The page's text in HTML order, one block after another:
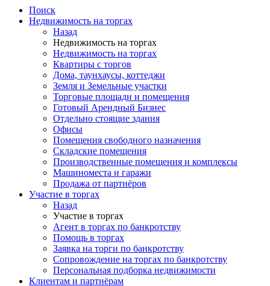
Поиск
Недвижимость на торгах
Назад
Недвижимость на торгах
Недвижимость на торгах
Квартиры с торгов
Дома, таунхаусы, коттеджи
Земля и Земельные участки
Торговые площади и помещения
Готовый Арендный Бизнес
Отдельно стоящие здания
Офисы
Помещения свободного назначения
Складские помещения
Производственные помещения и комплексы
Машиноместа и гаражи
Продажа от партнёров
Участие в торгах
Назад
Участие в торгах
Агент в торгах по банкротству
Помощь в торгах
Заявка на торги по банкротству
Сопровождение на торгах по банкротству
Персональная подборка недвижимости
Клиентам и партнёрам